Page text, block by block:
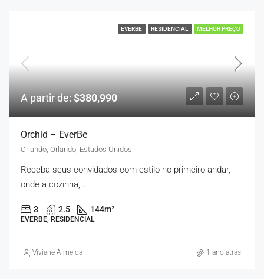
EVERBE RESIDENCIAL MELHOR PREÇO
A partir de:$380,990
Orchid – EverBe
Orlando, Orlando, Estados Unidos
Receba seus convidados com estilo no primeiro andar,
onde a cozinha,...
3 2.5 144m²
EVERBE, RESIDENCIAL
Viviane Almeida 1 ano atrás